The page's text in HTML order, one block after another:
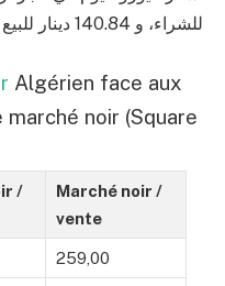
للشراء، و 140.84 دينار للبيع
Algérien face aux
noir (Square
/
Marché noir /
vente
259,00